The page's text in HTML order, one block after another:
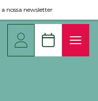
nossa newsletter